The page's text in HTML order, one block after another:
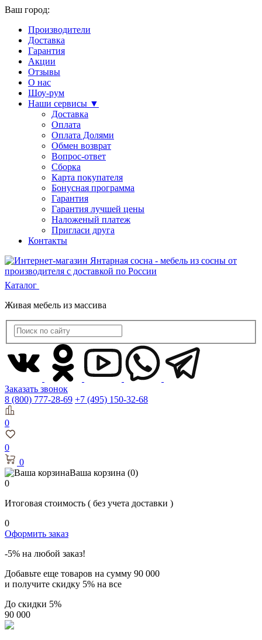
Ваш город:
Производители
Доставка
Гарантия
Акции
Отзывы
О нас
Шоу-рум
Наши сервисы ▼
Доставка
Оплата
Оплата Долями
Обмен возврат
Вопрос-ответ
Сборка
Карта покупателя
Бонусная программа
Гарантия
Гарантия лучшей цены
Наложеный платеж
Пригласи друга
Контакты
Каталог
Живая мебель из массива
Заказать звонок
8 (800) 777-28-69 +7 (495) 150-32-68
0
0
0
Ваша корзина (0)
0
Итоговая стоимость ( без учета доставки )
0
Оформить заказ
-5% на любой заказ!
Добавьте еще товаров на сумму 90 000
и получите скидку 5% на все
До скидки 5%
90 000